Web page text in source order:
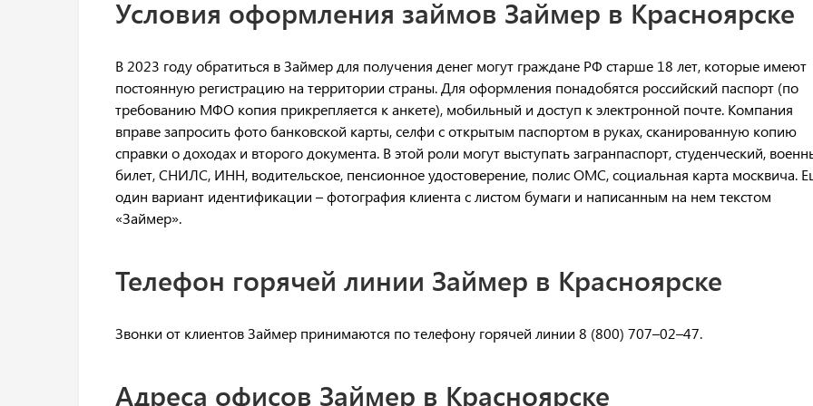
Условия оформления займов Займер в Красноярске
В 2023 году обратиться в Займер для получения денег могут граждане РФ старше 18 лет, которые имеют
постоянную регистрацию на территории страны. Для оформления понадобятся российский паспорт (по
требованию МФО копия прикрепляется к анкете), мобильный и доступ к электронной почте. Компания
вправе запросить фото банковской карты, селфи с открытым паспортом в руках, сканированную копию
справки о доходах и второго документа. В этой роли могут выступать загранпаспорт, студенческий,
билет, СНИЛС, ИНН, водительское, пенсионное удостоверение, полис ОМС, социальная карта москвича.
один вариант идентификации – фотография клиента с листом бумаги и написанным на нем текстом
«Займер».
Телефон горячей линии Займер в Красноярске
Звонки от клиентов Займер принимаются по телефону горячей линии 8 (800) 707–02–47.
Адреса офисов Займер в Красноярске